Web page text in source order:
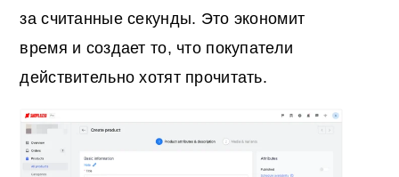
за считанные секунды. Это экономит
время и создает то, что покупатели
действительно хотят прочитать.